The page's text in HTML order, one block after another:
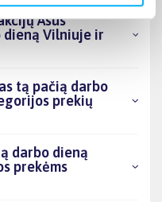
Asus
dieną Vilniuje ir
tą pačią darbo
prekių
darbo dieną
prekėms